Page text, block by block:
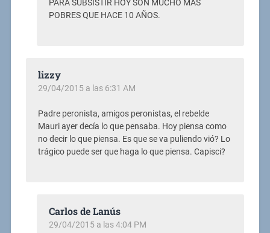
PARA SUBSISTIR HOY SON MUCHO MÁS
POBRES QUE HACE 10 AÑOS.
lizzy
29/04/2015 a las 6:31 AM
Padre peronista, amigos peronistas, el rebelde
Mauri ayer decía lo que pensaba. Hoy piensa como
no decir lo que piensa. Es que se va puliendo vió? Lo
trágico puede ser que haga lo que piensa. Capisci?
Carlos de Lanús
29/04/2015 a las 4:04 PM